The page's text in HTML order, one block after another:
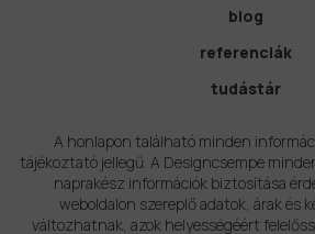
blog
referenciák
tudástár
A honlapon található minden
tájékoztató jellegű. A Designcsempe
naprakész információk biztosítása
weboldalon szereplő adatok, árak és
változhatnak, azok helyességéért